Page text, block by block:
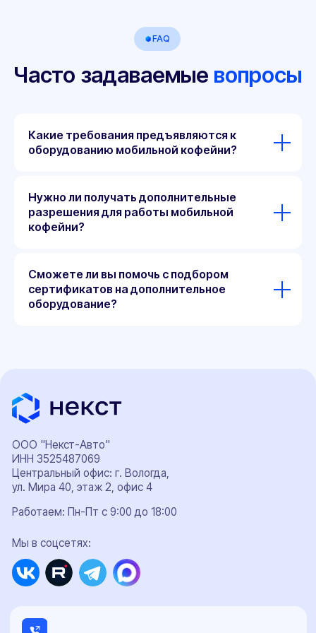
Какие требования предъявляются к
оборудованию мобильной кофейни?
Нужно ли получать дополнительные
разрешения для работы мобильной
кофейни?
Сможете ли вы помочь с подбором
сертификатов на дополнительное
оборудование?